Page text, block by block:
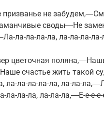
не
своды―Не
ла-ла-ла-ла, ла-ла-ла-ла-
цветочная
счастье жить такой
ла-ла-ла-ла-ла, ла-ла-
ла-ла-ла, ла-ла-ла,―Е-е-е-е-